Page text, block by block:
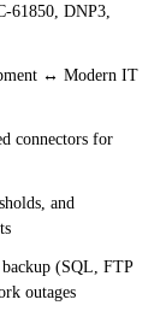
61850, DNP3,
↔ Modern IT
connectors for
and
(SQL, FTP
outages